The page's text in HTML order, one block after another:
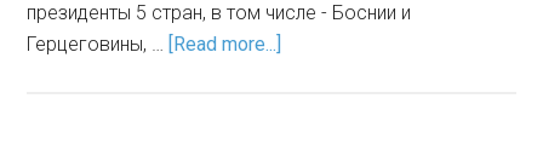
президенты 5 стран, в том числе - Боснии и
Герцеговины, … [Read more...]